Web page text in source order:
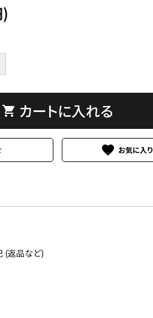
shopping_cart カートに入れる
favorite
(返品など)